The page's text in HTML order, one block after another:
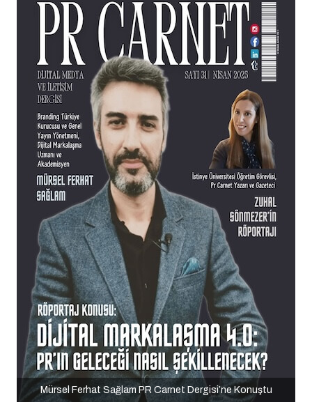
Mürsel Ferhat Sağlam PR Carnet Dergisi’ne Konuştu